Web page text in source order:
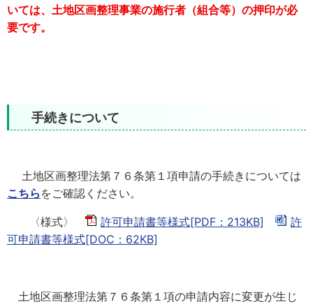
いては、土地区画整理事業の施行者（組合等）の押印が必
要です。
手続きについて
土地区画整理法第７６条第１項申請の手続きについては
こちら をご確認ください。
〈様式〉 許可申請書等様式[PDF：213KB]
許
可申請書等様式[DOC：62KB]
土地区画整理法第７６条第１項の申請内容に変更が生じ